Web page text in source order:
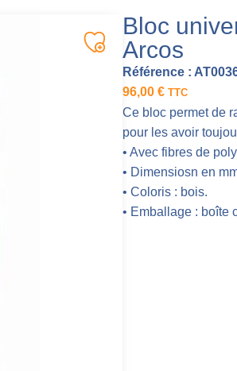
Bloc
Arcos
Référence :
96,00 € TTC
Ce bloc permet de
pour les avoir
• Avec fibres de
• Dimensiosn en
• Coloris : bois.
• Emballage : boîte